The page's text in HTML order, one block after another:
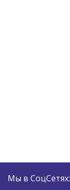
Мы в СоцСетях: